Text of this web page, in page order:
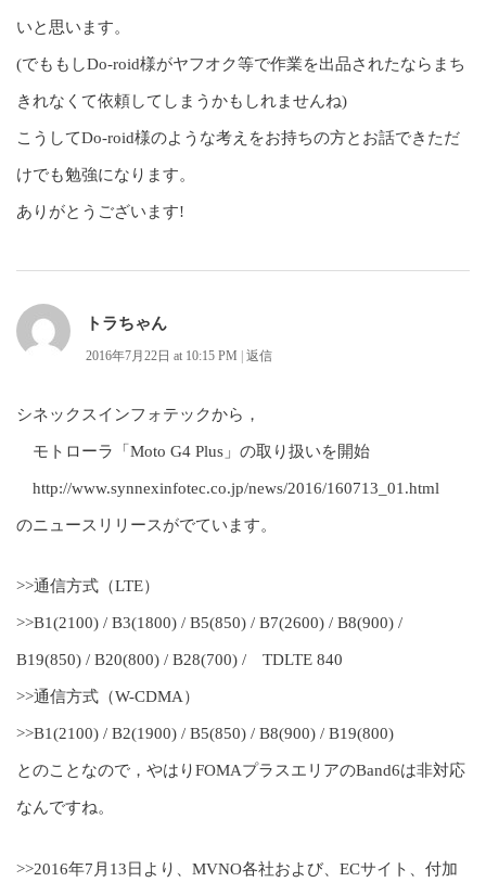
いと思います。
(でももしDo-roid様がヤフオク等で作業を出品されたならまち
きれなくて依頼してしまうかもしれませんね)
こうしてDo-roid様のような考えをお持ちの方とお話できただ
けでも勉強になります。
ありがとうございます!
トラちゃん
2016年7月22日 at 10:15 PM | 返信
シネックスインフォテックから，
モトローラ「Moto G4 Plus」の取り扱いを開始
http://www.synnexinfotec.co.jp/news/2016/160713_01.html
のニュースリリースがでています。
>>通信方式（LTE）
>>B1(2100) / B3(1800) / B5(850) / B7(2600) / B8(900) /
B19(850) / B20(800) / B28(700) / TDLTE 840
>>通信方式（W-CDMA）
>>B1(2100) / B2(1900) / B5(850) / B8(900) / B19(800)
とのことなので，やはりFOMAプラスエリアのBand6は非対応
なんですね。
>>2016年7月13日より、MVNO各社および、ECサイト、付加